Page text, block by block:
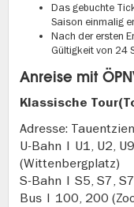
Das gebuchte
Saison einmalig
Nach der ersten
Gültigkeit von 24
Anreise mit
Klassische
Adresse:
U-Bahn | U1, U2,
(Wittenbergplatz)
S-Bahn | S5, S7,
Bus | 100, 200